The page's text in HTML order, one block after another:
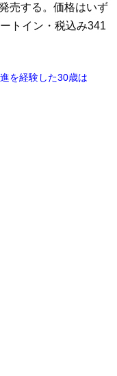
売する。価格はいず
トイン・税込み341
を経験した30歳は